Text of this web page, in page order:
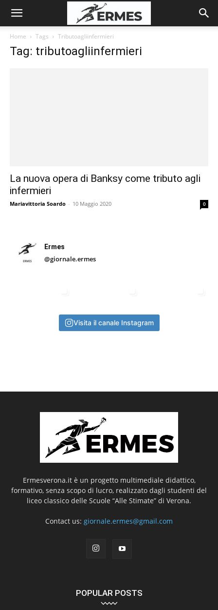
Home Tags Tributoagliinfermieri
Tag: tributoagliinfermieri
La nuova opera di Banksy come tributo agli
infermieri
Mariavittoria Soardo - 10 Maggio 2020 0
Ermes
@giornale.ermes
Visita il canale Instagram
Ermesverona.it è un progetto multimediale didattico,
formativo, senza scopo di lucro, realizzato dagli studenti del
liceo classico delle Scuole “Alle Stimate” di Verona.
Contact us: giornale.ermes@gmail.com
POPULAR POSTS